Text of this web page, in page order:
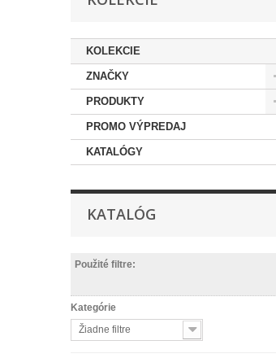
KOLEKCIE
ZNAČKY
PRODUKTY
PROMO VÝPREDAJ
KATALÓGY
KATALÓG
Použité filtre:
Kategórie
Žiadne filtre